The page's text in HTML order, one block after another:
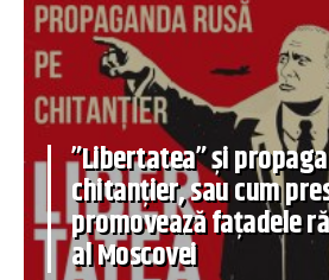
”Libertatea” și
chitanțier, sau cum
promovează fațadele
al Moscovei